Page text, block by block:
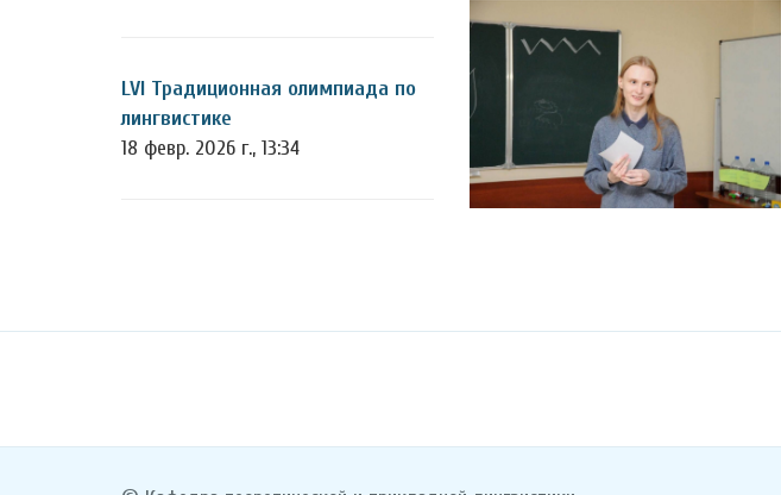
LVI Традиционная олимпиада по
лингвистике
18 февр. 2026 г., 13:34